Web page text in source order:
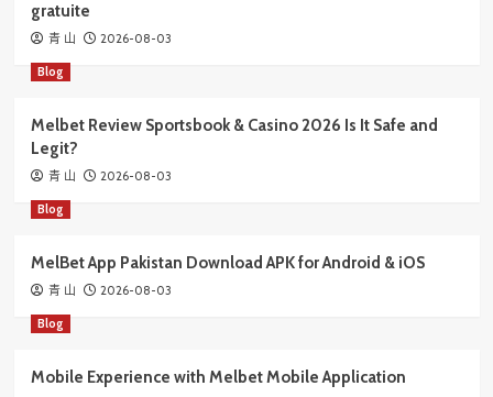
gratuite
青 山 2026-08-03
Blog
Melbet Review Sportsbook & Casino 2026 Is It Safe and
Legit?
青 山 2026-08-03
Blog
MelBet App Pakistan Download APK for Android & iOS
青 山 2026-08-03
Blog
Mobile Experience with Melbet Mobile Application